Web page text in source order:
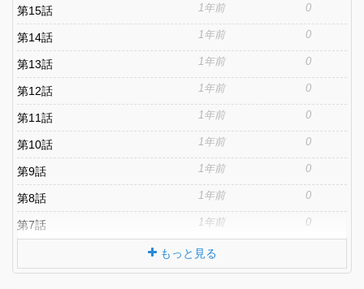
第15話 1年前 0
第14話 1年前 0
第13話 1年前 0
第12話 1年前 0
第11話 1年前 0
第10話 1年前 0
第9話 1年前 0
第8話 1年前 0
第7話 1年前 0
もっと見る